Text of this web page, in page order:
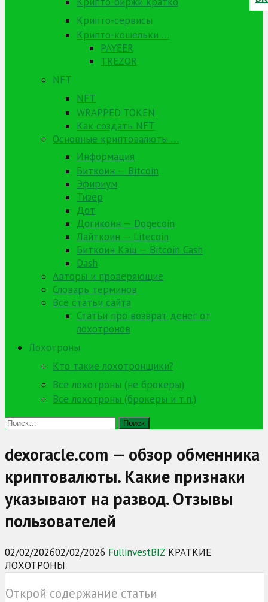
Крипто-сервисы
Крипто-кошельки …
PAYEER
TREZOR
NFT
NFT
WRAPPED TOKEN
Как создать NFT
Основные криптовалюты …
Информация
Биткоин — Bitcoin
Эфириум
Тизер
Дот
Догикоин — Dogecoin
Лайткоин — Litecoin
Биткоин Кэш — Bitcoin Cash
Dash
Авторы и проверяющие
Словарь терминов
Все статьи сайта
Статьи про возврат денег от
лохотронов
Лохотроны
Кто такие лохотронщики?
Все лохотроны (не брокеры)
Все лохотроны (брокеры и т.п.)
Найти:
dexoracle.com — обзор обменника
криптовалюты. Какие признаки
указывают на развод. Отзывы
пользователей
02/02/202602/02/2026 FullinvestBIZ КРАТКИЕ
ЛОХОТРОНЫ
Открой содержание статьи